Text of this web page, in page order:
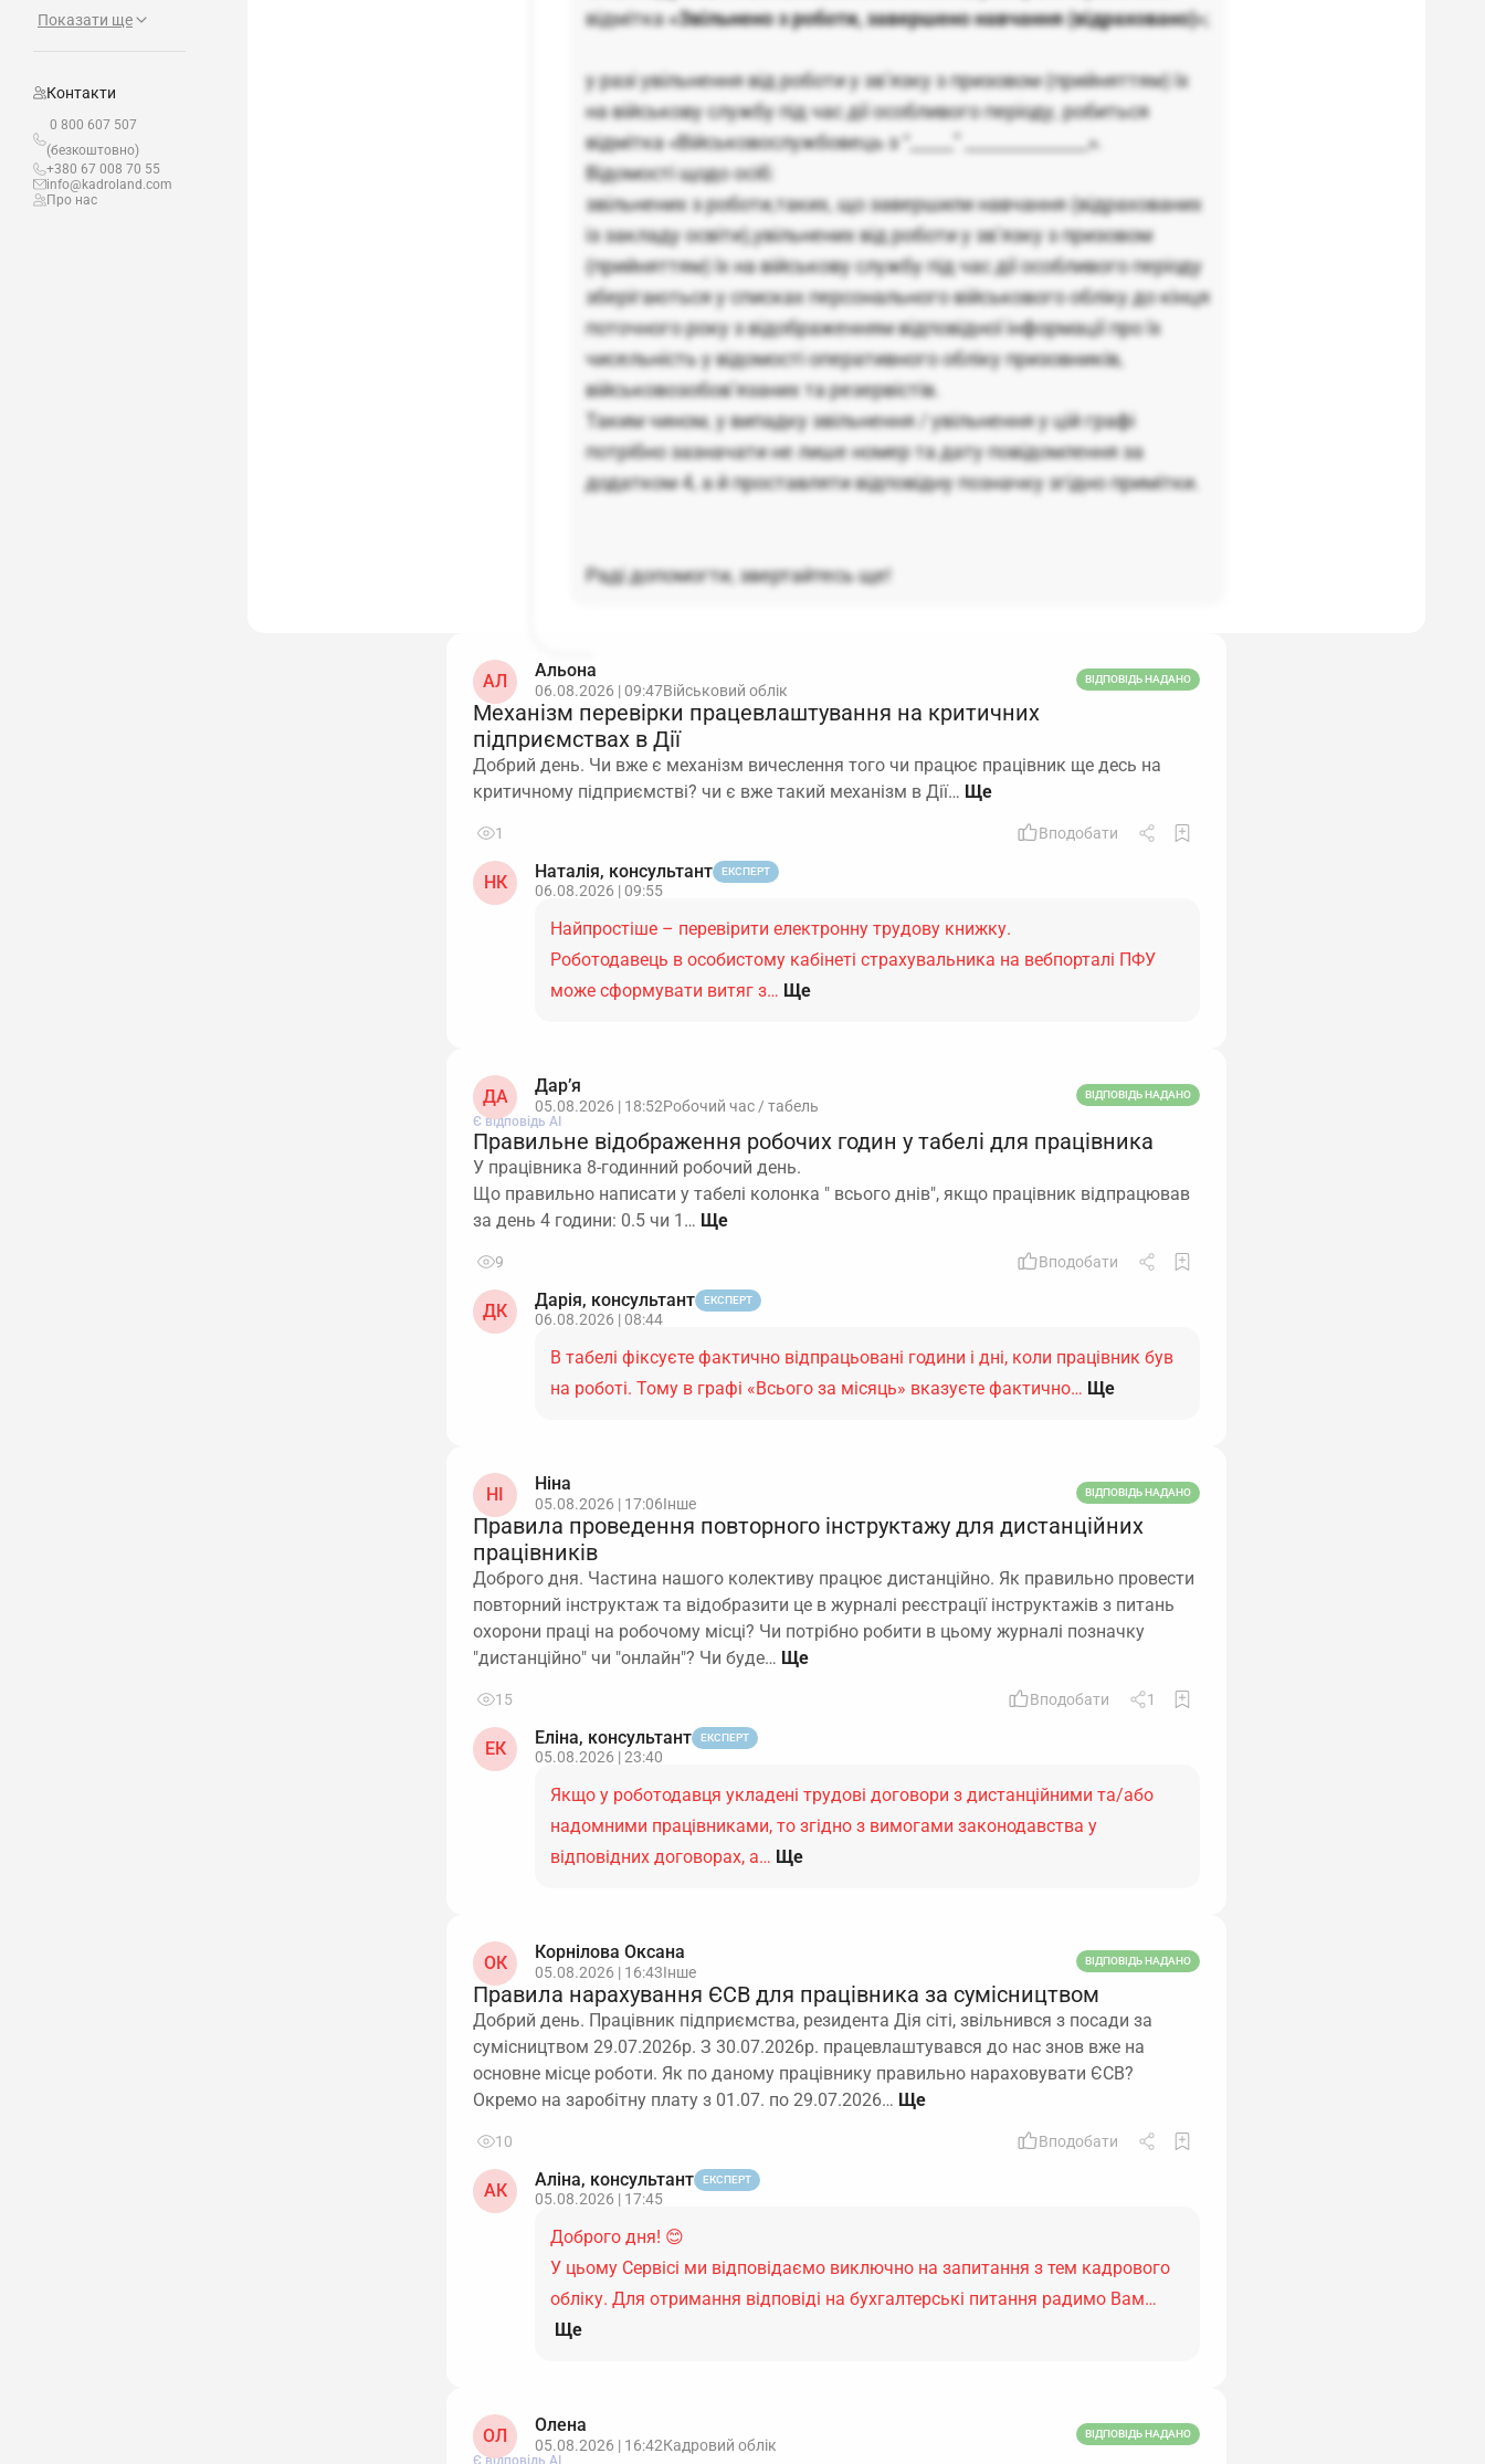
Показати ще
Контакти
0 800 607 507
(безкоштовно)
+380 67 008 70 55
info@kadroland.com
Про нас
відмітка«Звільнено з роботи, завершено навчання (відраховано)»;
у разі увільнення від роботи у зв’язку з призовом (прийняттям) їх
на військову службу під час дії особливого періоду, робиться
відмітка «Військовослужбовець з “_____” ______________».
Відомості щодо осіб:
звільнених з роботи,таких, що завершили навчання (відрахованих
із закладу освіти),увільнених від роботи у зв’язку з призовом
(прийняттям) їх на військову службу під час дії особливого періоду
зберігаються у списках персонального військового обліку до кінця
поточного року з відображенням відповідної інформації про їх
чисельність у відомості оперативного обліку призовників,
військовозобов’язаних та резервістів.
Таким чином, у випадку звільнення / увільнення у цій графі
потрібно зазначати не лише номер та дату повідомлення за
додатком 4, а й проставляти відповідну позначку згідно примітки.
Раді допомогти, звертайтесь ще!
АЛ
Альона
06.08.2026 | 09:47Військовий облік
ВІДПОВІДЬ НАДАНО
Механізм перевірки працевлаштування на критичних
підприємствах в Дії
Добрий день. Чи вже є механізм вичеслення того чи працює працівник ще десь на
критичному підприємстві? чи є вже такий механізм в Дії…
1 Вподобати
НК
Наталія, консультант ЕКСПЕРТ
06.08.2026 | 09:55
Найпростіше – перевірити електронну трудову книжку.
Роботодавець в особистому кабінеті страхувальника на вебпорталі ПФУ
може сформувати витяг з… Ще
ДА
Дар’я
05.08.2026 | 18:52Робочий час / табель
ВІДПОВІДЬ НАДАНО
Є відповідь АІ
Правильне відображення робочих годин у табелі для працівника
У працівника 8-годинний робочий день.
Що правильно написати у табелі колонка " всього днів", якщо працівник відпрацював
за день 4 години: 0.5 чи 1…
9 Вподобати
ДК
Дарія, консультант ЕКСПЕРТ
06.08.2026 | 08:44
В табелі фіксуєте фактично відпрацьовані години і дні, коли працівник був
на роботі. Тому в графі «Всього за місяць» вказуєте фактично… Ще
НІ
Ніна
05.08.2026 | 17:06Інше
ВІДПОВІДЬ НАДАНО
Правила проведення повторного інструктажу для дистанційних
працівників
Доброго дня. Частина нашого колективу працює дистанційно. Як правильно провести
повторний інструктаж та відобразити це в журналі реєстрації інструктажів з питань
охорони праці на робочому місці? Чи потрібно робити в цьому журналі позначку
"дистанційно" чи "онлайн"? Чи буде…
15 Вподобати 1
ЕК
Еліна, консультант ЕКСПЕРТ
05.08.2026 | 23:40
Якщо у роботодавця укладені трудові договори з дистанційними та/або
надомними працівниками, то згідно з вимогами законодавства у
відповідних договорах, а… Ще
ОК
Корнілова Оксана
05.08.2026 | 16:43Інше
ВІДПОВІДЬ НАДАНО
Правила нарахування ЄСВ для працівника за сумісництвом
Добрий день. Працівник підприємства, резидента Дія сіті, звільнився з посади за
сумісництвом 29.07.2026р. З 30.07.2026р. працевлаштувався до нас знов вже на
основне місце роботи. Як по даному працівнику правильно нараховувати ЄСВ?
Окремо на заробітну плату з 01.07. по 29.07.2026…
10 Вподобати
АК
Аліна, консультант ЕКСПЕРТ
05.08.2026 | 17:45
Доброго дня! 😊
У цьому Сервісі ми відповідаємо виключно на запитання з тем кадрового
обліку. Для отримання відповіді на бухгалтерські питання радимо Вам…
Ще
ОЛ
Олена
05.08.2026 | 16:42Кадровий облік
ВІДПОВІДЬ НАДАНО
Є відповідь АІ